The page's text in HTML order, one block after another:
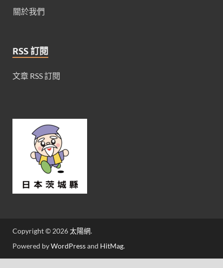
關於我們
RSS 訂閱
文章 RSS 訂閱
Copyright © 2026太陽網.
Powered byWordPressand HitMag.